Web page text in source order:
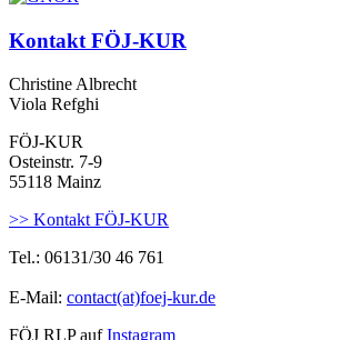
Kontakt FÖJ-KUR
Christine Albrecht
Viola Refghi
FÖJ-KUR
Osteinstr. 7-9
55118 Mainz
>> Kontakt FÖJ-KUR
Tel.: 06131/30 46 761
E-Mail: contact(at)foej-kur.de
FÖJ RLP aufInstagram